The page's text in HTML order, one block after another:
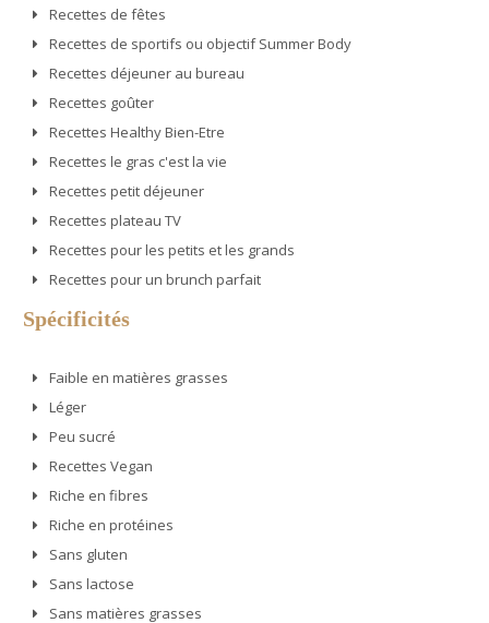
Recettes de fêtes
Recettes de sportifs ou objectif Summer Body
Recettes déjeuner au bureau
Recettes goûter
Recettes Healthy Bien-Etre
Recettes le gras c'est la vie
Recettes petit déjeuner
Recettes plateau TV
Recettes pour les petits et les grands
Recettes pour un brunch parfait
Spécificités
Faible en matières grasses
Léger
Peu sucré
Recettes Vegan
Riche en fibres
Riche en protéines
Sans gluten
Sans lactose
Sans matières grasses